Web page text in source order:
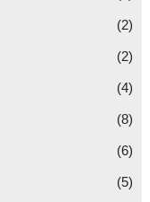
(2)
(2)
(4)
(8)
(6)
(5)